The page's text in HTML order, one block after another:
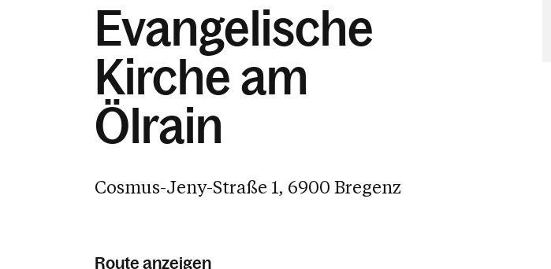
Evangelische
Kirche am
Ölrain
Cosmus-Jeny-Straße 1, 6900 Bregenz
Route anzeigen